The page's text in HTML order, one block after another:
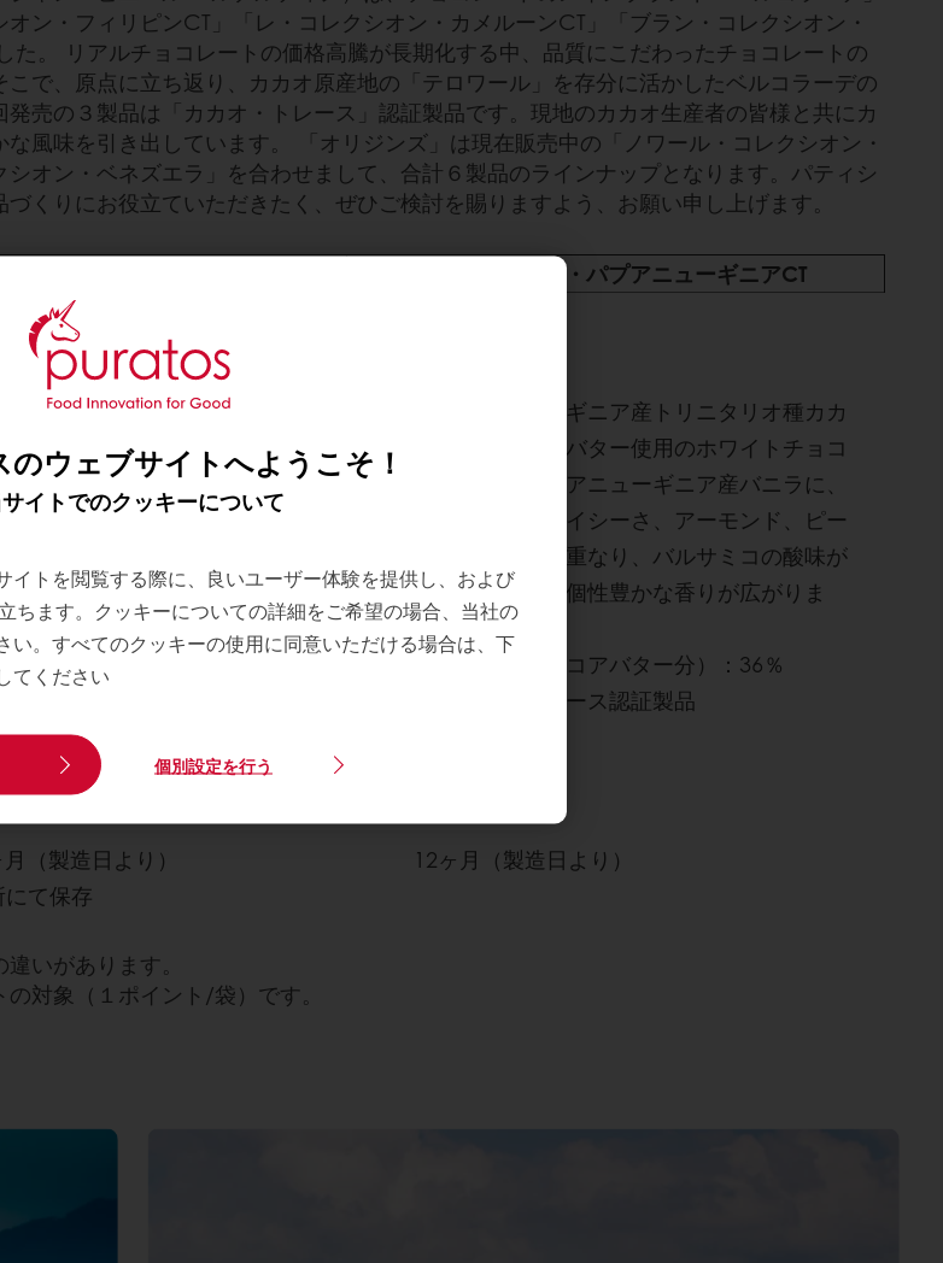
ン・フィリピンCT」「レ・コレクシオン・カメルーンCT」「ブラン・コレクシオン・
。 リアルチョコレートの価格高騰が長期化する中、品質にこだわったチョコレートの
で、原点に立ち返り、カカオ原産地の「テロワール」を存分に活かしたベルコラーデの
売の３製品は「カカオ・トレース」認証製品です。現地のカカオ生産者の皆様と共にカ
風味を引き出しています。 「オリジンズ」は現在販売中の「ノワール・コレクシオン・
オン・ベネズエラ」を合わせまして、合計６製品のラインナップとなります。パティシ
くりにお役立ていただきたく、ぜひご検討を賜りますよう、お願い申し上げます。
ブラン・コレクシオン・パプアニューギニアCT
メルーン産トリニタリオ種カカオ豆の
カオマス使用のミルク・クーベルチュ
ル。柑橘類の爽やかな香りに、レーズ
ホットミルクのまろやかさが重な
きのあるアロマとミルクの調和が魅
す。
オ分：45％
パプアニューギニア産トリニタリオ種カカ
オ豆のココアバター使用のホワイトチョコ
レート。パプアニューギニア産バニラに、
アニスのスパイシーさ、アーモンド、ピー
チのアロマが重なり、バルサミコの酸味が
アクセント。個性豊かな香りが広がりま
す。
カカオ分（ココアバター分）：36％
カカオ・トレース認証製品
（製造日より）
12ヶ月（製造日より）
て保存
いがあります。
対象（１ポイント/袋）です。
のウェブサイトへようこそ！
イトでのクッキーについて
イトを閲覧する際に、良いユーザー体験を提供し、および
ちます。クッキーについての詳細をご希望の場合、当社の
い。すべてのクッキーの使用に同意いただける場合は、下
てください
個別設定を行う